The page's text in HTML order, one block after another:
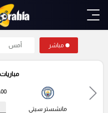
مباشر أمس
مانشستر سيتي